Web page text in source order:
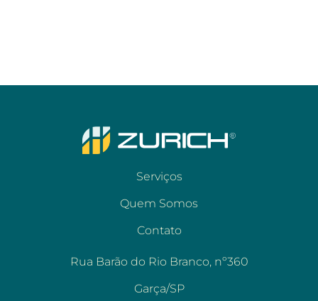
Serviços
Quem Somos
Contato
Rua Barão do Rio Branco, nº360
Garça/SP